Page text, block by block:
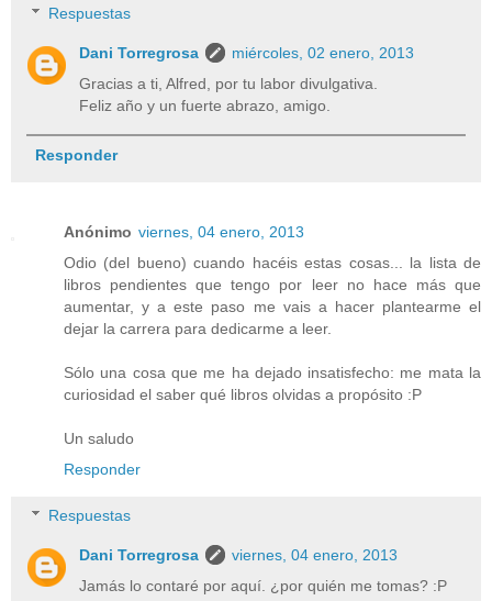
Respuestas
Dani Torregrosa
miércoles, 02 enero, 2013
Gracias a ti, Alfred, por tu labor divulgativa.
Feliz año y un fuerte abrazo, amigo.
Responder
Anónimo viernes, 04 enero, 2013
Odio (del bueno) cuando hacéis estas cosas... la lista de
libros pendientes que tengo por leer no hace más que
aumentar, y a este paso me vais a hacer plantearme el
dejar la carrera para dedicarme a leer.
Sólo una cosa que me ha dejado insatisfecho: me mata la
curiosidad el saber qué libros olvidas a propósito :P
Un saludo
Responder
Respuestas
Dani Torregrosa
viernes, 04 enero, 2013
Jamás lo contaré por aquí. ¿por quién me tomas? :P